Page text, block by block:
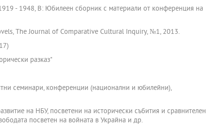
- 1948, В: Юбилеен сборник с материали от конференция на
The Journal of Comparative Cultural Inquiry, №1, 2013.
разказ"
семинари, конференции (национални и юбилейни),
на НБУ, посветени на исторически събития и сравнителен
посветен на войната в Украйна и др.